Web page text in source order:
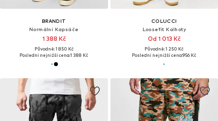
BRANDIT
Normální Kapsáče
1 388 Kč
Původně: 1 850 Kč
Poslední nejnižší cena:1 388 Kč
COLUCCI
Loosefit Kalhoty
Od 1 013 Kč
Původně: 1 250 Kč
Poslední nejnižší cena:956 Kč